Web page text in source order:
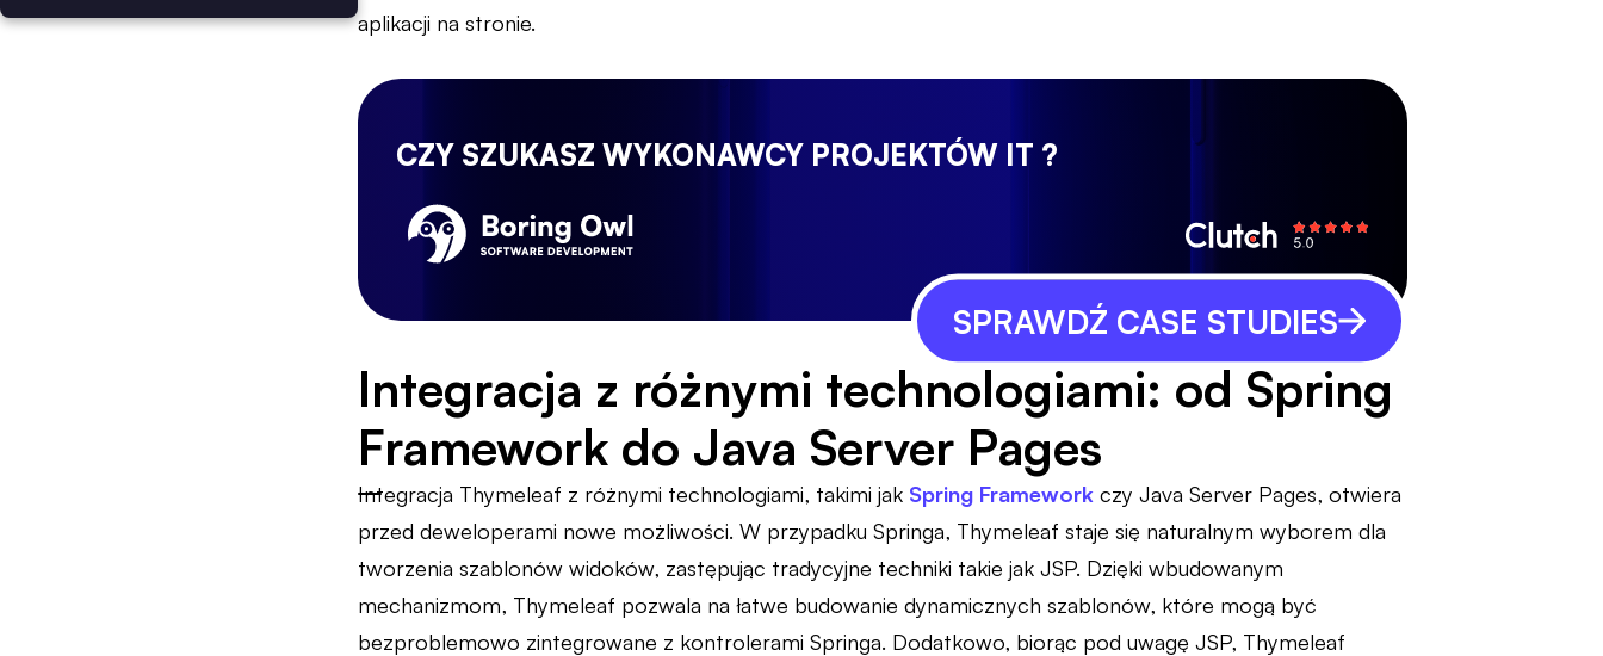
aplikacji na stronie.
CZY SZUKASZ WYKONAWCY PROJEKTÓW IT ?
SPRAWDŹ CASE STUDIES
Integracja z różnymi technologiami: od Spring
Framework do Java Server Pages
Integracja Thymeleaf z różnymi technologiami, takimi jak Spring Framework czy Java Server Pages, otwiera
przed deweloperami nowe możliwości. W przypadku Springa, Thymeleaf staje się naturalnym wyborem dla
tworzenia szablonów widoków, zastępując tradycyjne techniki takie jak JSP. Dzięki wbudowanym
mechanizmom, Thymeleaf pozwala na łatwe budowanie dynamicznych szablonów, które mogą być
bezproblemowo zintegrowane z kontrolerami Springa. Dodatkowo, biorąc pod uwagę JSP, Thymeleaf